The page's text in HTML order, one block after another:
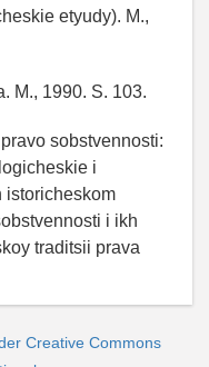
etyudy). M.,
M., 1990. S. 103.
sobstvennosti:
i
istoricheskom
i ikh
traditsii prava
Creative Commons